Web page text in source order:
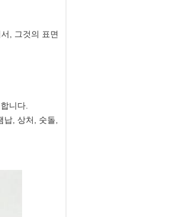
, 그것의 표면
니다.
, 상처, 숫돌,